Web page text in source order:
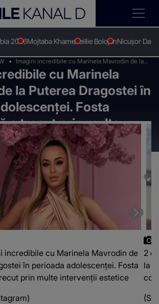
2026Mojtaba KhameneiIlie BolojanNicușor Dan
Imagini incredibile cu Marinela Mavrodin de la
Puterea Dragostei în perioada adolescenței.
Fosta concurentă a trecut prin multe intervenții
estetice
cu Marinela
la Puterea Dragostei în
Fosta
a trecut prin multe
incredibile cu Marinela Mavrodin de
în perioada adolescenței. Fosta
prin multe intervenții estetice
2
la